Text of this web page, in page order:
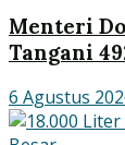
Menteri
Tangani
6 Agustus